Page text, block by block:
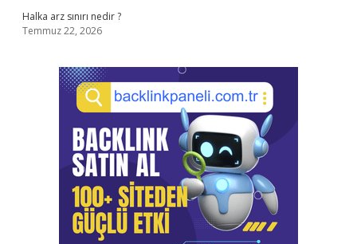
Halka arz sınırı nedir ?
Temmuz 22, 2026